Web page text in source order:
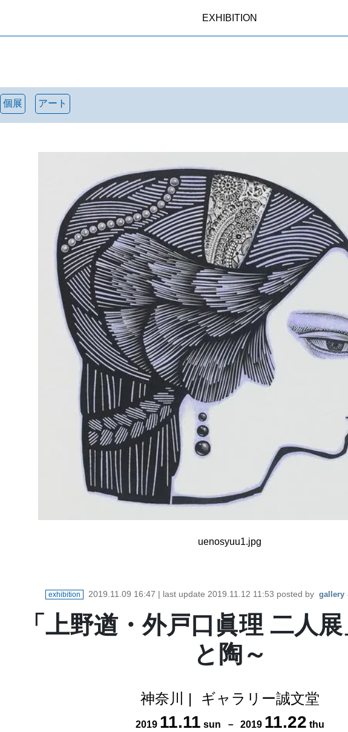
EXHIBITION
個展 アート
uenosyuu1.jpg
exhibition 2019.11.09 16:47 | last update 2019.11.12 11:53 posted by gallery
「上野遒・外戸口眞理 二人
と陶～
神奈川 | ギャラリー誠文堂
2019 11.11 sun － 2019 11.22 thu